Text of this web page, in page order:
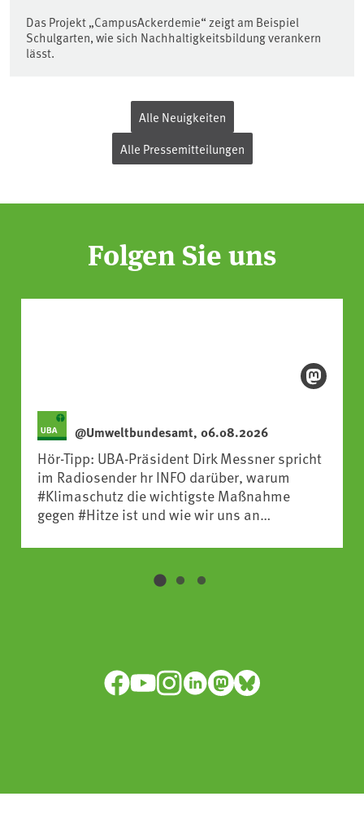
Das Projekt „CampusAckerdemie“ zeigt am Beispiel
Schulgarten, wie sich Nachhaltigkeitsbildung verankern
lässt.
Alle Neuigkeiten
Alle Pressemitteilungen
Folgen Sie uns
@Umweltbundesamt, 06.08.2026
Hör-Tipp: UBA-Präsident Dirk Messner spricht
im Radiosender hr INFO darüber, warum
#Klimaschutz die wichtigste Maßnahme
gegen #Hitze ist und wie wir uns an
https://www.ardsounds.de/episode/